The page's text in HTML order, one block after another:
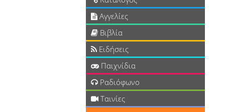
Αγγελίες
Βιβλία
Ειδήσεις
Παιχνίδια
Ραδιόφωνο
Ταινίες